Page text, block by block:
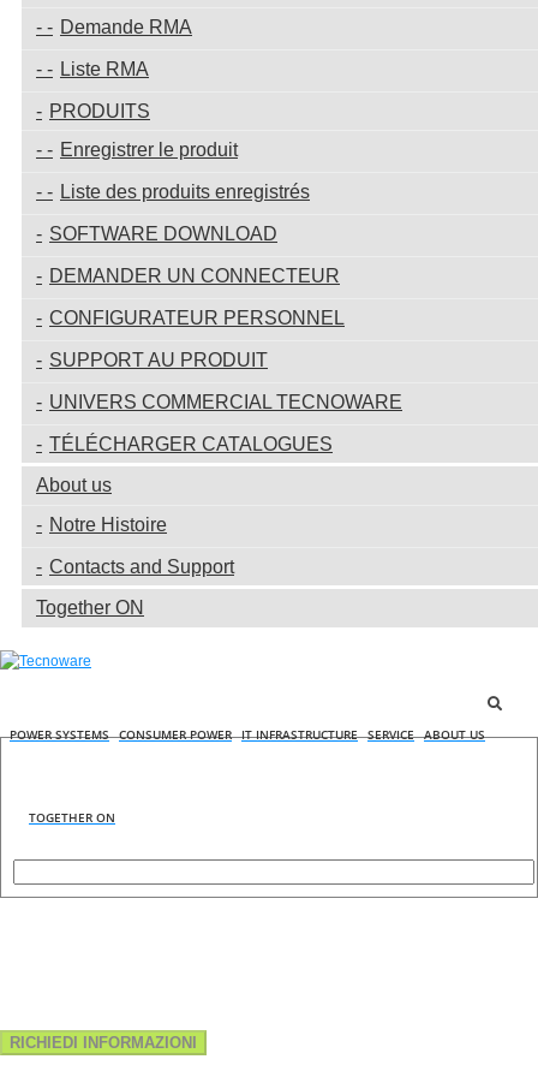
Demande RMA
Liste RMA
PRODUITS
Enregistrer le produit
Liste des produits enregistrés
SOFTWARE DOWNLOAD
DEMANDER UN CONNECTEUR
CONFIGURATEUR PERSONNEL
SUPPORT AU PRODUIT
UNIVERS COMMERCIAL TECNOWARE
TÉLÉCHARGER CATALOGUES
About us
Notre Histoire
Contacts and Support
Together ON
POWER SYSTEMS CONSUMER POWER IT INFRASTRUCTURE SERVICE ABOUT US
TOGETHER ON
RICHIEDI INFORMAZIONI